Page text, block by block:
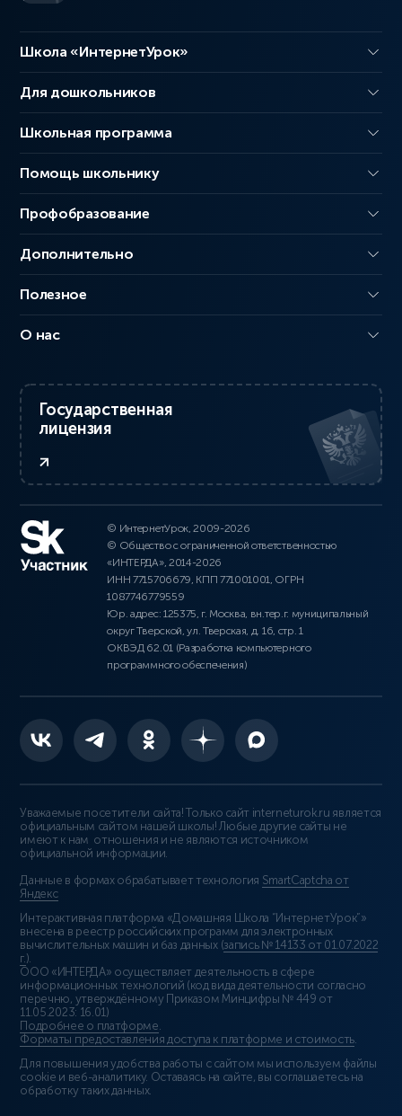
Школа «ИнтернетУрок»
Для дошкольников
Школьная программа
Помощь школьнику
Профобразование
Дополнительно
Полезное
О нас
Государственная
лицензия
© ИнтернетУрок, 2009-2026
© Общество с ограниченной ответственностью
«ИНТЕРДА», 2014-2026
ИНН 7715706679, КПП 771001001, ОГРН
1087746779559
Юр. адрес: 125375, г. Москва, вн.тер.г. муниципальный
округ Тверской, ул. Тверская, д. 16, стр. 1
ОКВЭД 62.01 (Разработка компьютерного
программного обеспечения)
Уважаемые посетители сайта! Только сайт interneturok.ru является
официальным сайтом нашей школы! Любые другие сайты не
имеют к нам отношения и не являются источником
официальной информации.
Данные в формах обрабатывает технология SmartCaptcha от
Яндекс
Интерактивная платформа «Домашняя Школа “ИнтернетУрок”»
внесена в реестр российских программ для электронных
вычислительных машин и баз данных (запись № 14133 от 01.07.2022
г. ).
ООО «ИНТЕРДА» осуществляет деятельность в сфере
информационных технологий (код вида деятельности согласно
перечню, утверждённому Приказом Минцифры № 449 от
11.05.2023: 16.01)
Подробнее о платформе
Форматы предоставления доступа к платформе и стоимость
Для повышения удобства работы с сайтом мы используем файлы
cookie и веб-аналитику. Оставаясь на сайте, вы соглашаетесь на
обработку таких данных.